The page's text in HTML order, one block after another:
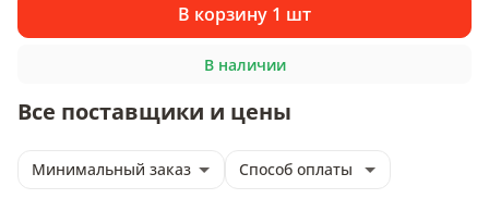
В корзину 1 шт
В наличии
Все поставщики и цены
Минимальный заказ Способ оплаты